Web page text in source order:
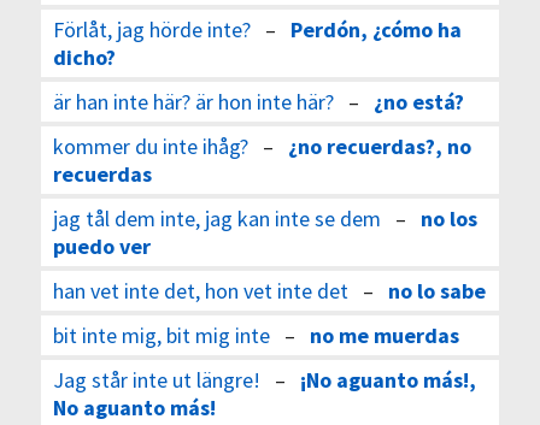
Förlåt, jag hörde inte?– Perdón, ¿cómo ha
dicho?
är han inte här? är hon inte här?– ¿no está?
kommer du inte ihåg?– ¿no recuerdas?, no
recuerdas
jag tål dem inte, jag kan inte se dem – no los
puedo ver
han vet inte det, hon vet inte det– no lo sabe
bit inte mig, bit mig inte– no me muerdas
Jag står inte ut längre! – ¡No aguanto más!,
No aguanto más!